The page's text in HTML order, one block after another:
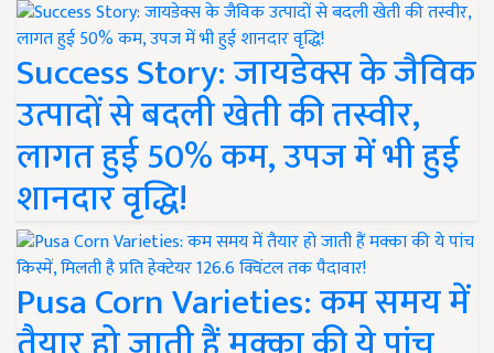
Success Story: जायडेक्स के जैविक
उत्पादों से बदली खेती की तस्वीर,
लागत हुई 50% कम, उपज में भी हुई
शानदार वृद्धि!
Pusa Corn Varieties: कम समय में